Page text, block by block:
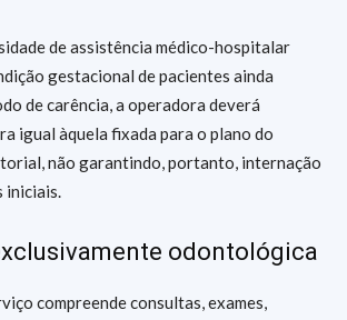
de assistência médico-hospitalar
gestacional de pacientes ainda
de carência, a operadora deverá
igual àquela fixada para o plano do
não garantindo, portanto, internação
iniciais.
odontológica
compreende consultas, exames,